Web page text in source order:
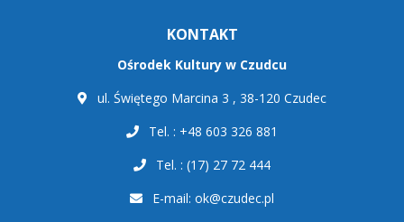
KONTAKT
Ośrodek Kultury w Czudcu
ul. Świętego Marcina 3 , 38-120 Czudec
Tel. : +48 603 326 881
Tel. : (17) 27 72 444
E-mail: ok@czudec.pl